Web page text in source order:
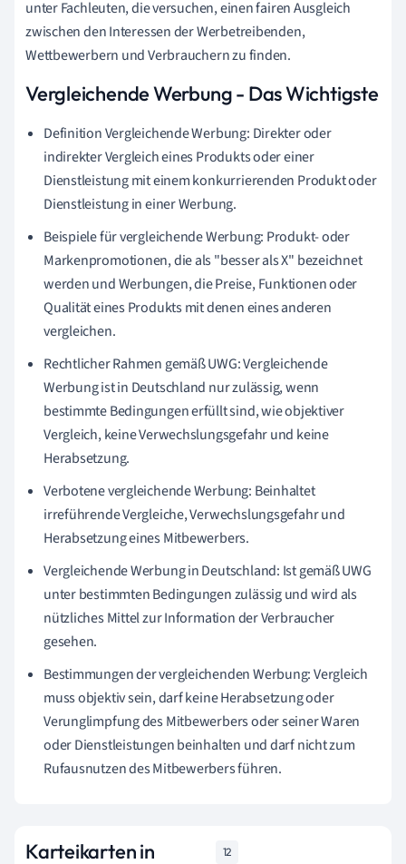
unter Fachleuten, die versuchen, einen fairen Ausgleich
zwischen den Interessen der Werbetreibenden,
Wettbewerbern und Verbrauchern zu finden.
Vergleichende Werbung - Das Wichtigste
Definition Vergleichende Werbung: Direkter oder
indirekter Vergleich eines Produkts oder einer
Dienstleistung mit einem konkurrierenden Produkt oder
Dienstleistung in einer Werbung.
Beispiele für vergleichende Werbung: Produkt- oder
Markenpromotionen, die als "besser als X" bezeichnet
werden und Werbungen, die Preise, Funktionen oder
Qualität eines Produkts mit denen eines anderen
vergleichen.
Rechtlicher Rahmen gemäß UWG: Vergleichende
Werbung ist in Deutschland nur zulässig, wenn
bestimmte Bedingungen erfüllt sind, wie objektiver
Vergleich, keine Verwechslungsgefahr und keine
Herabsetzung.
Verbotene vergleichende Werbung: Beinhaltet
irreführende Vergleiche, Verwechslungsgefahr und
Herabsetzung eines Mitbewerbers.
Vergleichende Werbung in Deutschland: Ist gemäß UWG
unter bestimmten Bedingungen zulässig und wird als
nützliches Mittel zur Information der Verbraucher
gesehen.
Bestimmungen der vergleichenden Werbung: Vergleich
muss objektiv sein, darf keine Herabsetzung oder
Verunglimpfung des Mitbewerbers oder seiner Waren
oder Dienstleistungen beinhalten und darf nicht zum
Rufausnutzen des Mitbewerbers führen.
Karteikarten in
12